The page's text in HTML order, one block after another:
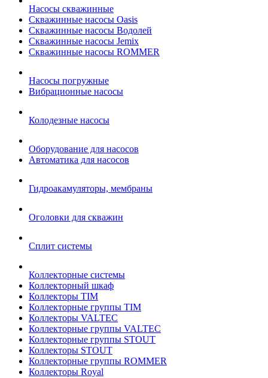
Насосы скважинные
Скважинные насосы Oasis
Скважинные насосы Водолей
Скважинные насосы Jemix
Cкважинные насосы ROMMER
Насосы погружные
Вибрационные насосы
Колодезные насосы
Оборудование для насосов
Автоматика для насосов
Гидроакамуляторы, мембраны
Оголовки для скважин
Сплит системы
Коллекторные системы
Коллекторный шкаф
Коллекторы TIM
Коллекторные группы TIM
Коллекторы VALTEC
Коллекторные группы VALTEC
Коллекторные группы STOUT
Коллекторы STOUT
Коллекторные группы ROMMER
Коллекторы Royal